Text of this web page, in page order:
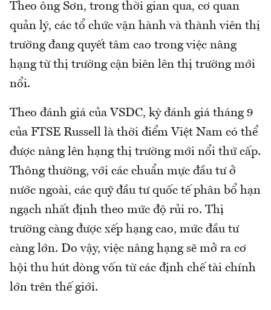
Theo ông Sơn, trong thời gian qua, cơ quan
quản lý, các tổ chức vận hành và thành viên thị
trường đang quyết tâm cao trong việc nâng
hạng từ thị trường cận biên lên thị trường mới
nổi.
Theo đánh giá của VSDC, kỳ đánh giá tháng 9
của FTSE Russell là thời điểm Việt Nam có thể
được nâng lên hạng thị trường mới nổi thứ cấp.
Thông thường, với các chuẩn mực đầu tư ở
nước ngoài, các quỹ đầu tư quốc tế phân bổ hạn
ngạch nhất định theo mức độ rủi ro. Thị
trường càng được xếp hạng cao, mức đầu tư
càng lớn. Do vậy, việc nâng hạng sẽ mở ra cơ
hội thu hút dòng vốn từ các định chế tài chính
lớn trên thế giới.